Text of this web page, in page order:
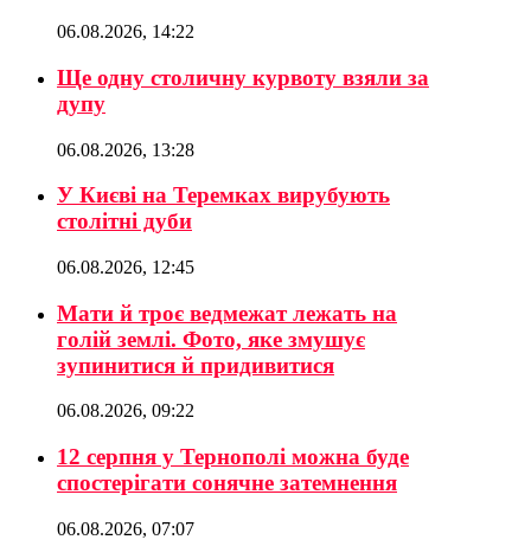
06.08.2026, 14:22
Ще одну столичну курвоту взяли за
дупу
06.08.2026, 13:28
У Києві на Теремках вирубують
столітні дуби
06.08.2026, 12:45
Мати й троє ведмежат лежать на
голій землі. Фото, яке змушує
зупинитися й придивитися
06.08.2026, 09:22
12 серпня у Тернополі можна буде
спостерігати сонячне затемнення
06.08.2026, 07:07